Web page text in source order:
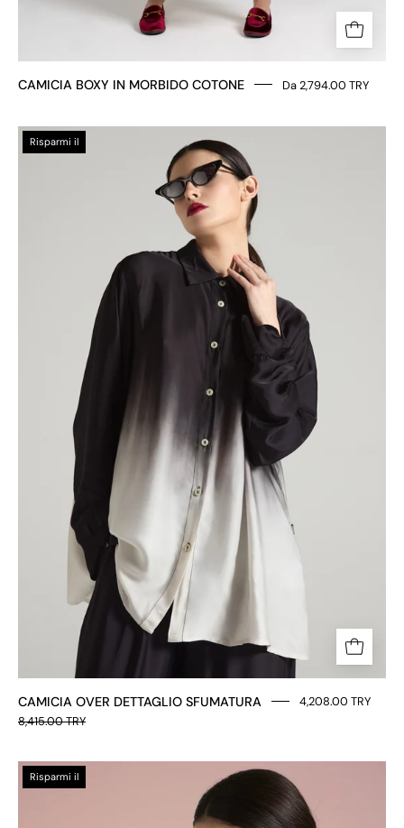
CAMICIA BOXY IN MORBIDO COTONE Da 2,794.00 TRY
CAMICIA
OVER
DETTAGLIO
SFUMATURA
Risparmi il
CAMICIA OVER DETTAGLIO SFUMATURA
4,208.00 TRY
8,415.00 TRY
CAMICIA
CON
COLLETO
Risparmi il